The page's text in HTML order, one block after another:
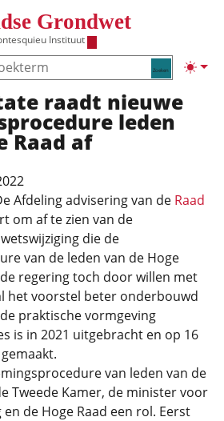
Grondwet
Instituut
Zoeken
raadt nieuwe
leden
Raad af
Afdeling advisering van de Raad
om af te zien van de
die de
van de leden van de Hoge
regering toch door willen met
het voorstel beter onderbouwd
praktische vormgeving
is in 2021 uitgebracht en op 16
van leden van de
Tweede Kamer, de minister voor
de Hoge Raad een rol. Eerst